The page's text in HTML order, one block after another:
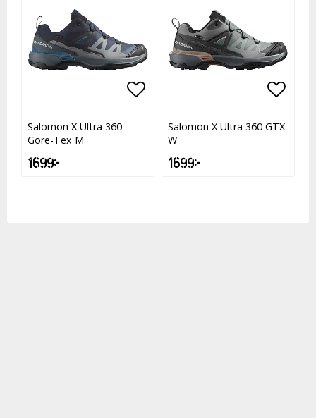
Lägg till i favoritlistan
Lägg till i favoritlistan
Salomon X Ultra 360
Gore-Tex M
1 699 kr
Lägg
Lägg
Salomon X Ultra 360 GTX
W
1 699 kr